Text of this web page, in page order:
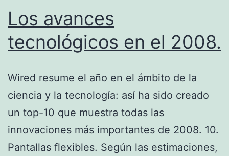
Los avances
tecnológicos en el 2008.
Wired resume el año en el ámbito de la
ciencia y la tecnología: así ha sido creado
un top-10 que muestra todas las
innovaciones más importantes de 2008. 10.
Pantallas flexibles. Según las estimaciones,